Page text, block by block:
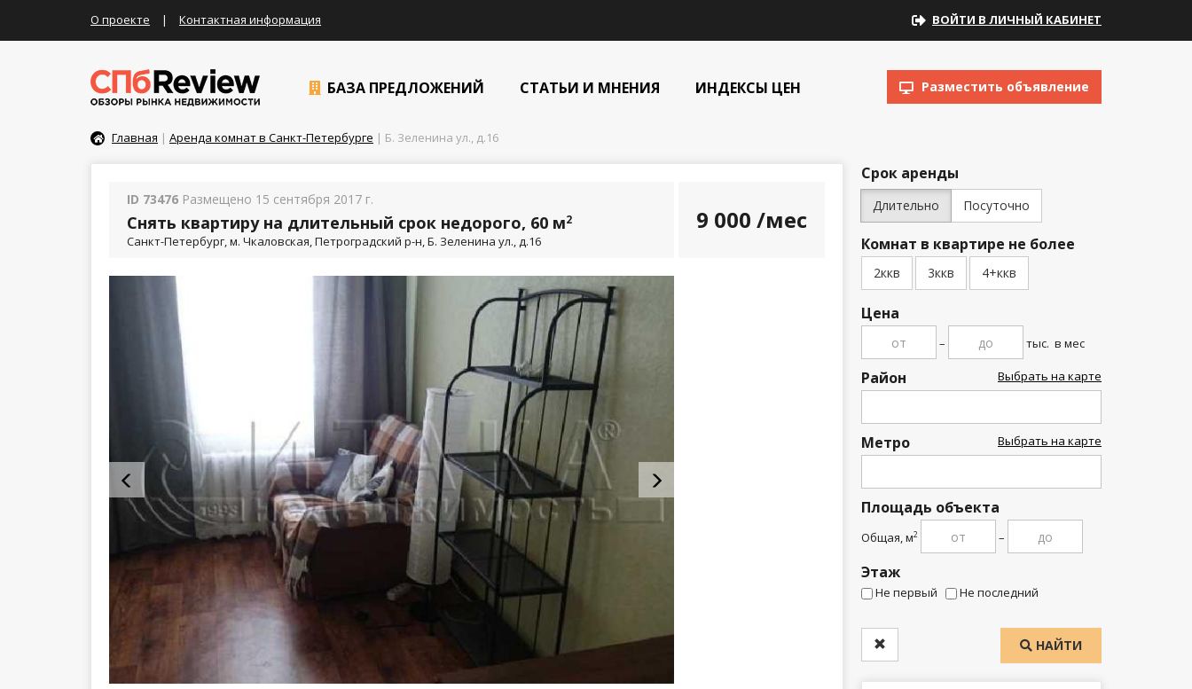
О проекте | Контактная информация ВОЙТИ В ЛИЧНЫЙ КАБИНЕТ
БАЗА ПРЕДЛОЖЕНИЙ СТАТЬИ И МНЕНИЯ ИНДЕКСЫ ЦЕН Разместить объявление
Главная | Аренда комнат в Санкт-Петербурге | Б. Зеленина ул., д.16
Срок аренды
Длительно Посуточно
Комнат в квартире не более
2ккв 3ккв 4+ккв
Цена
– тыс. в мес
Район Выбрать на карте
Метро Выбрать на карте
Площадь объекта
Общая, м2 –
Этаж
Не первый Не последний
НАЙТИ
ID 73476 Размещено 15 сентября 2017 г.
Снять квартиру на длительный срок недорого, 60 м2
Санкт-Петербург, м. Чкаловская, Петроградский р-н, Б. Зеленина ул., д.16
9 000 /мес